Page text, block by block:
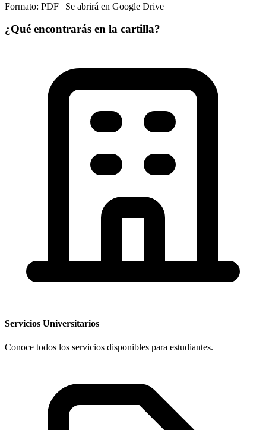
Formato: PDF | Se abrirá en Google Drive
¿Qué encontrarás en la cartilla?
Servicios Universitarios
Conoce todos los servicios disponibles para estudiantes.